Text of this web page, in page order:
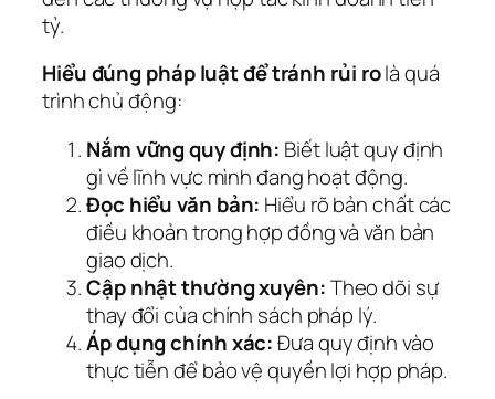
tỷ.
Hiểu đúng pháp luật để tránh rủi rolà quá
trình chủ động:
Nắm vững quy định: Biết luật quy định
gì về lĩnh vực mình đang hoạt động.
Đọc hiểu văn bản: Hiểu rõ bản chất các
điều khoản trong hợp đồng và văn bản
giao dịch.
Cập nhật thường xuyên:Theo dõi sự
thay đổi của chính sách pháp lý.
Áp dụng chính xác:Đưa quy định vào
thực tiễn để bảo vệ quyền lợi hợp pháp.